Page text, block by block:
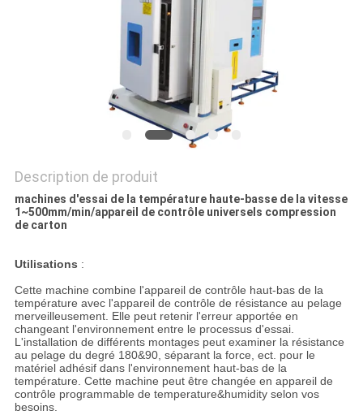
Description de produit
machines d'essai de la température haute-basse de la vitesse
1~500mm/min/appareil de contrôle universels compression
de carton
Utilisations :
Cette machine combine l'appareil de contrôle haut-bas de la
température avec l'appareil de contrôle de résistance au pelage
merveilleusement. Elle peut retenir l'erreur apportée en
changeant l'environnement entre le processus d'essai.
L'installation de différents montages peut examiner la résistance
au pelage du degré 180&90, séparant la force, ect. pour le
matériel adhésif dans l'environnement haut-bas de la
température. Cette machine peut être changée en appareil de
contrôle programmable de temperature&humidity selon vos
besoins.